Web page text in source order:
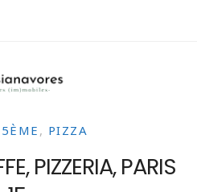
ENDS
, PIZZA
PIZZERIA, PARIS